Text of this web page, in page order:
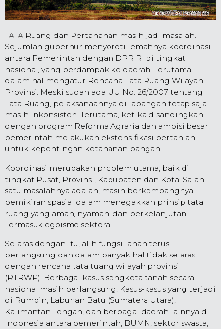
TATA Ruang dan Pertanahan masih jadi masalah.
Sejumlah gubernur menyoroti lemahnya koordinasi
antara Pemerintah dengan DPR RI di tingkat
nasional, yang berdampak ke daerah. Terutama
dalam hal mengatur Rencana Tata Ruang Wilayah
Provinsi. Meski sudah ada UU No. 26/2007 tentang
Tata Ruang, pelaksanaannya di lapangan tetap saja
masih inkonsisten. Terutama, ketika disandingkan
dengan program Reforma Agraria dan ambisi besar
pemerintah melakukan ekstensifikasi pertanian
untuk kepentingan ketahanan pangan..
Koordinasi merupakan problem utama, baik di
tingkat Pusat, Provinsi, Kabupaten dan Kota. Salah
satu masalahnya adalah, masih berkembangnya
pemikiran spasial dalam menegakkan prinsip tata
ruang yang aman, nyaman, dan berkelanjutan.
Termasuk egoisme sektoral.
Selaras dengan itu, alih fungsi lahan terus
berlangsung dan dalam banyak hal tidak selaras
dengan rencana tata tuang wilayah provinsi
(RTRWP). Berbagai kasus sengketa tanah secara
nasional masih berlangsung. Kasus-kasus yang terjadi
di Rumpin, Labuhan Batu (Sumatera Utara),
Kalimantan Tengah, dan berbagai daerah lainnya di
Indonesia antara pemerintah, BUMN, sektor swasta,